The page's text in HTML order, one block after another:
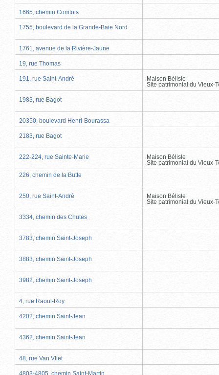
1665, chemin Comtois
1755, boulevard de la Grande-Baie Nord
1761, avenue de la Rivière-Jaune
19, rue Thomas
191, rue Saint-André
Maison Bélisle
Site patrimonial du Vieux-
1983, rue Bagot
20350, boulevard Henri-Bourassa
2183, rue Bagot
222-224, rue Sainte-Marie
Maison Bélisle
Site patrimonial du Vieux-
226, chemin de la Butte
250, rue Saint-André
Maison Bélisle
Site patrimonial du Vieux-
3334, chemin des Chutes
3783, chemin Saint-Joseph
3883, chemin Saint-Joseph
3982, chemin Saint-Joseph
4, rue Raoul-Roy
4202, chemin Saint-Jean
4362, chemin Saint-Jean
48, rue Van Vliet
4803-4805, chemin Saint-Martin